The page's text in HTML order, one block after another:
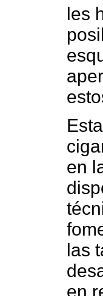
les
en
las
en